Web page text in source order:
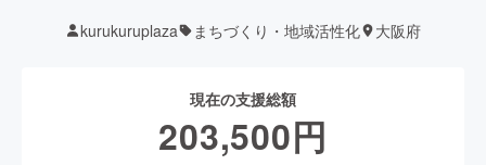
kurukuruplaza まちづくり・地域活性化 大阪府
現在の支援総額
203,500円